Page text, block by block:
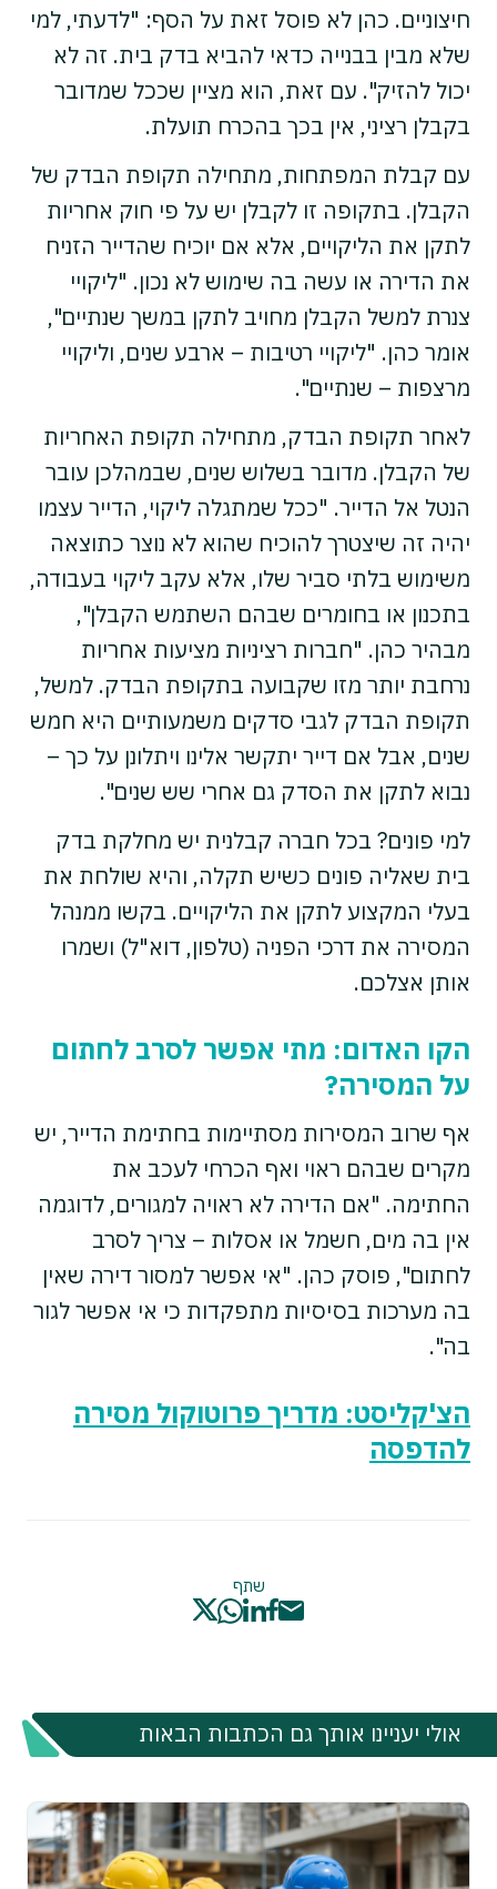
חיצוניים. כהן לא פוסל זאת על הסף: "לדעתי, למי
שלא מבין בבנייה כדאי להביא בדק בית. זה לא
יכול להזיק". עם זאת, הוא מציין שככל שמדובר
בקבלן רציני, אין בכך בהכרח תועלת.
עם קבלת המפתחות, מתחילה תקופת הבדק של
הקבלן. בתקופה זו לקבלן יש על פי חוק אחריות
לתקן את הליקויים, אלא אם יוכיח שהדייר הזניח
את הדירה או עשה בה שימוש לא נכון. "ליקויי
צנרת למשל הקבלן מחויב לתקן במשך שנתיים",
אומר כהן. "ליקויי רטיבות – ארבע שנים, וליקויי
מרצפות – שנתיים".
לאחר תקופת הבדק, מתחילה תקופת האחריות
של הקבלן. מדובר בשלוש שנים, שבמהלכן עובר
הנטל אל הדייר. "ככל שמתגלה ליקוי, הדייר עצמו
יהיה זה שיצטרך להוכיח שהוא לא נוצר כתוצאה
משימוש בלתי סביר שלו, אלא עקב ליקוי בעבודה,
בתכנון או בחומרים שבהם השתמש הקבלן",
מבהיר כהן. "חברות רציניות מציעות אחריות
נרחבת יותר מזו שקבועה בתקופת הבדק. למשל,
תקופת הבדק לגבי סדקים משמעותיים היא חמש
שנים, אבל אם דייר יתקשר אלינו ויתלונן על כך –
נבוא לתקן את הסדק גם אחרי שש שנים".
למי פונים? בכל חברה קבלנית יש מחלקת בדק
בית שאליה פונים כשיש תקלה, והיא שולחת את
בעלי המקצוע לתקן את הליקויים. בקשו ממנהל
המסירה את דרכי הפניה (טלפון, דוא"ל) ושמרו
אותן אצלכם.
הקו האדום: מתי אפשר לסרב לחתום
על המסירה?
אף שרוב המסירות מסתיימות בחתימת הדייר, יש
מקרים שבהם ראוי ואף הכרחי לעכב את
החתימה. "אם הדירה לא ראויה למגורים, לדוגמה
אין בה מים, חשמל או אסלות – צריך לסרב
לחתום", פוסק כהן. "אי אפשר למסור דירה שאין
בה מערכות בסיסיות מתפקדות כי אי אפשר לגור
בה".
הצ'קליסט: מדריך פרוטוקול מסירה
להדפסה
שתף
אולי יעניינו אותך גם הכתבות הבאות